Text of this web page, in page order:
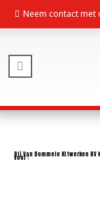
Neem contact met